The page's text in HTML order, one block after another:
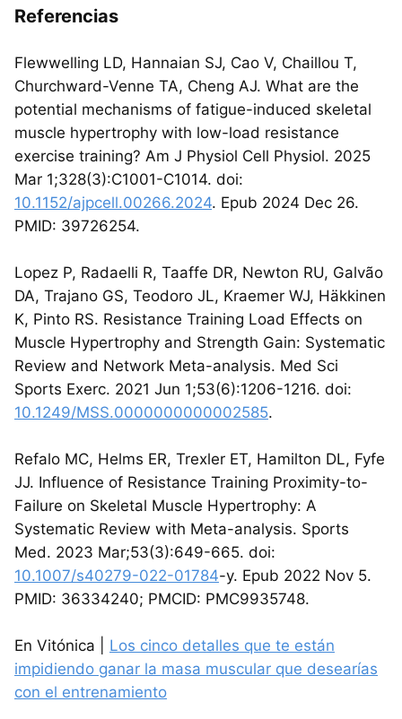
Referencias
Flewwelling LD, Hannaian SJ, Cao V, Chaillou T,
Churchward-Venne TA, Cheng AJ. What are the
potential mechanisms of fatigue-induced skeletal
muscle hypertrophy with low-load resistance
exercise training? Am J Physiol Cell Physiol. 2025
Mar 1;328(3):C1001-C1014. doi:
10.1152/ajpcell.00266.2024. Epub 2024 Dec 26.
PMID: 39726254.
Lopez P, Radaelli R, Taaffe DR, Newton RU, Galvão
DA, Trajano GS, Teodoro JL, Kraemer WJ, Häkkinen
K, Pinto RS. Resistance Training Load Effects on
Muscle Hypertrophy and Strength Gain: Systematic
Review and Network Meta-analysis. Med Sci
Sports Exerc. 2021 Jun 1;53(6):1206-1216. doi:
10.1249/MSS.0000000000002585.
Refalo MC, Helms ER, Trexler ET, Hamilton DL, Fyfe
JJ. Influence of Resistance Training Proximity-to-
Failure on Skeletal Muscle Hypertrophy: A
Systematic Review with Meta-analysis. Sports
Med. 2023 Mar;53(3):649-665. doi:
10.1007/s40279-022-01784-y. Epub 2022 Nov 5.
PMID: 36334240; PMCID: PMC9935748.
En Vitónica | Los cinco detalles que te están
impidiendo ganar la masa muscular que desearías
con el entrenamiento